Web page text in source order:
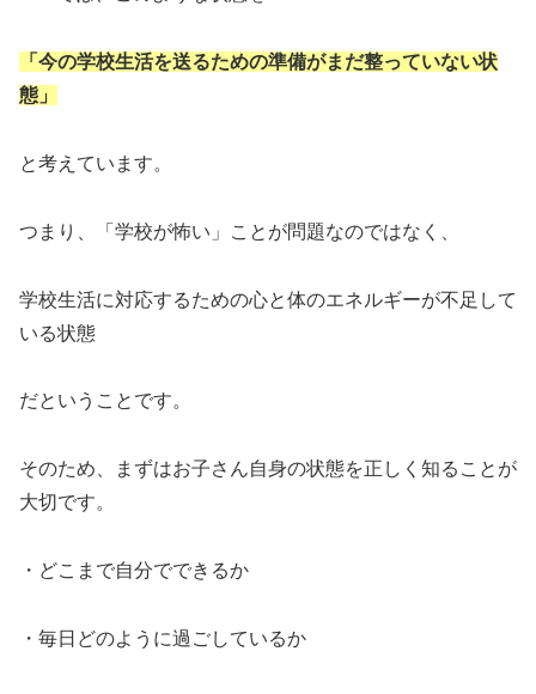
「今の学校生活を送るための準備がまだ整っていない状
態」
と考えています。
つまり、「学校が怖い」ことが問題なのではなく、
学校生活に対応するための心と体のエネルギーが不足して
いる状態
だということです。
そのため、まずはお子さん自身の状態を正しく知ることが
大切です。
・どこまで自分でできるか
・毎日どのように過ごしているか